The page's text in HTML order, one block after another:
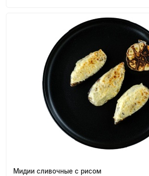
Мидии сливочные с рисом